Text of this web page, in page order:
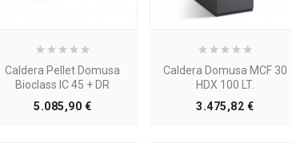
Caldera Pellet Domusa
Bioclass IC 45 + DR
5.085,90 €Precio
Caldera Domusa MCF 30
HDX 100 LT.
3.475,82 €Precio